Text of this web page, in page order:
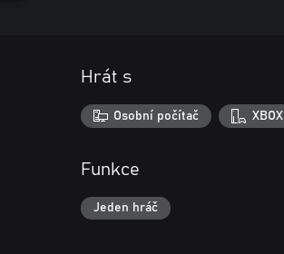
Hrát s
Osobní počítač
Funkce
Jeden hráč